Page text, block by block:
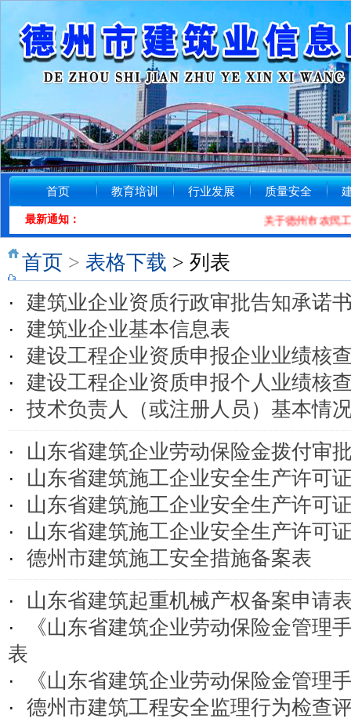
首页 教育培训 行业发展 质量安全
最新通知： 关于德州市农民工
首页 > 表格下载 > 列表
·
建筑业企业资质行政审批告知承诺
·
建筑业企业基本信息表
·
建设工程企业资质申报企业业绩核
·
建设工程企业资质申报个人业绩核
·
技术负责人（或注册人员）基本情
·
山东省建筑企业劳动保险金拨付审
·
山东省建筑施工企业安全生产许可
·
山东省建筑施工企业安全生产许可
·
山东省建筑施工企业安全生产许可
·
德州市建筑施工安全措施备案表
·
山东省建筑起重机械产权备案申请
·
《山东省建筑企业劳动保险金管理
表
·
《山东省建筑企业劳动保险金管理
·
德州市建筑工程安全监理行为检查